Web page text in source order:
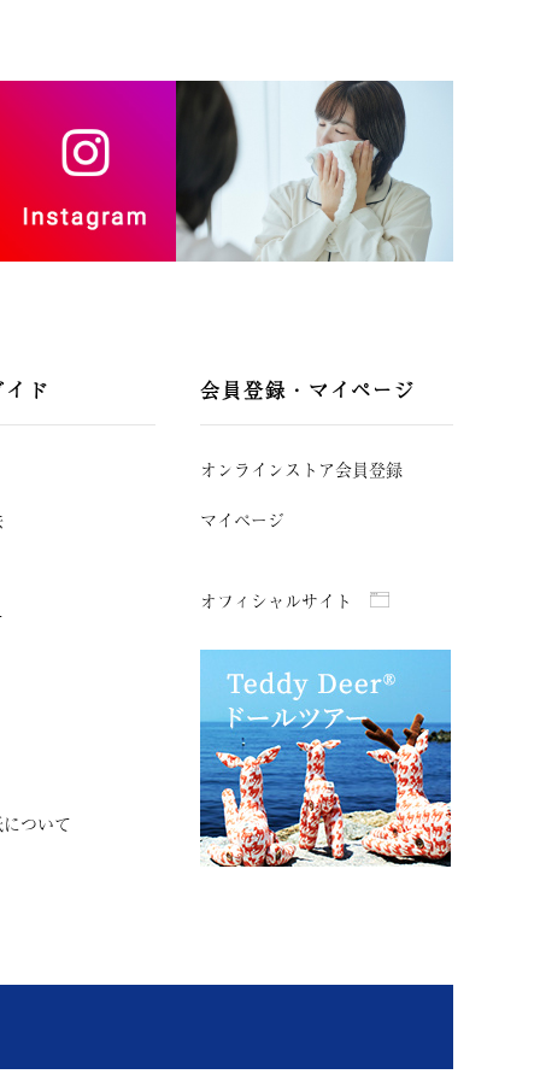
ド
ついて
会員登録・マイページ
オンラインストア会員登録
マイページ
オフィシャルサイト